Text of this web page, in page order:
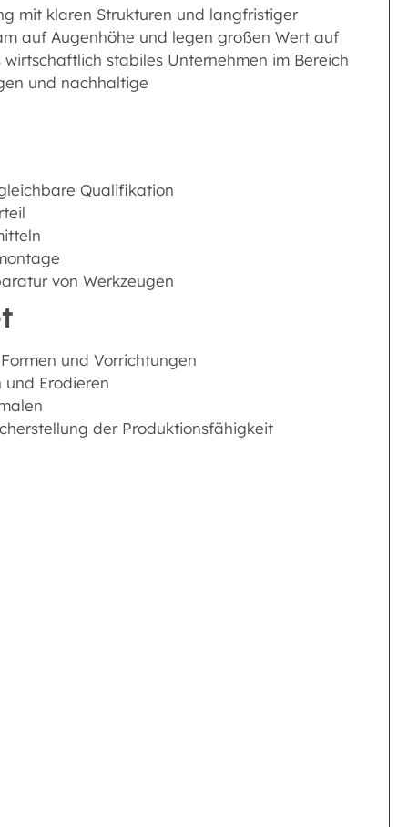
mit klaren Strukturen und langfristiger
auf Augenhöhe und legen großen Wert auf
stabiles Unternehmen im Bereich
und nachhaltige
Qualifikation
von Werkzeugen
und Vorrichtungen
und Erodieren
der Produktionsfähigkeit